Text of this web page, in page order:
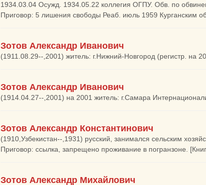
1934.03.04 Осужд. 1934.05.22 коллегия ОГПУ. Обв. по
Приговор: 5 лишения свободы Реаб. июль 1959 Курганским
Зотов Александр Иванович
(1911.08.29--,2001) житель: г.Нижний-Новгород (регистр. на
Зотов Александр Иванович
(1914.04.27--,2001) на 2001 житель: г.Самара
Зотов Александр Константинович
(1910,Узбекистан--,1931) русский, занимался сельским
Приговор: ссылка, запрещено проживание в погранзоне.
Зотов Александр Михайлович